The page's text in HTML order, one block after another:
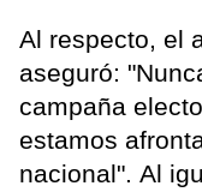
Al respecto, el
aseguró:
campaña
estamos
nacional". Al